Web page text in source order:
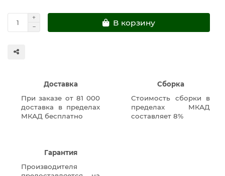
В корзину
Доставка
При заказе от 81 000
доставка в пределах
МКАД бесплатно
Сборка
Стоимость сборки в
пределах МКАД
составляет 8%
Гарантия
Производителя